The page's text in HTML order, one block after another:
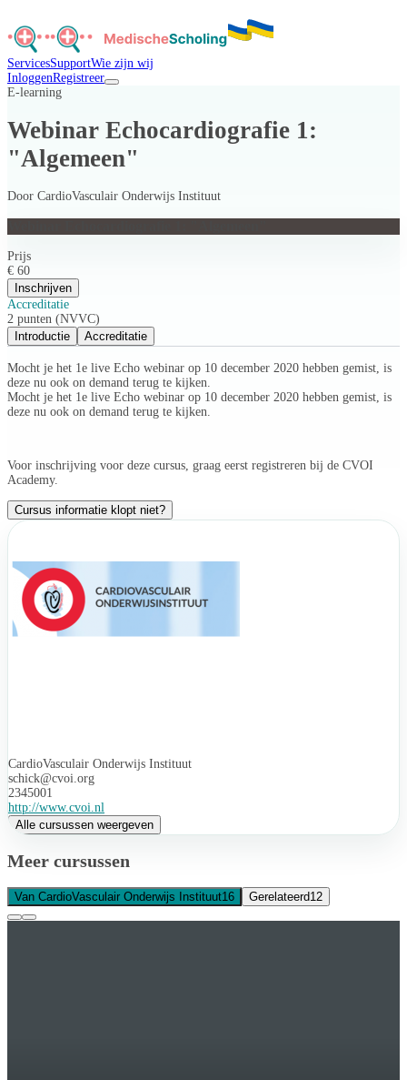
ServicesSupportWie zijn wij
InloggenRegistreer
E-learning
Webinar Echocardiografie 1:
"Algemeen"
Door CardioVasculair Onderwijs Instituut
Prijs
€ 60
Inschrijven
Accreditatie
2 punten (NVVC)
Introductie
Accreditatie
Mocht je het 1e live Echo webinar op 10 december 2020 hebben gemist, is
deze nu ook on demand terug te kijken.
Mocht je het 1e live Echo webinar op 10 december 2020 hebben gemist, is
deze nu ook on demand terug te kijken.
Voor inschrijving voor deze cursus, graag eerst registreren bij de CVOI
Academy.
Cursus informatie klopt niet?
CardioVasculair Onderwijs Instituut
schick@cvoi.org
2345001
http://www.cvoi.nl
Alle cursussen weergeven
Meer cursussen
Van CardioVasculair Onderwijs Instituut16 Gerelateerd12